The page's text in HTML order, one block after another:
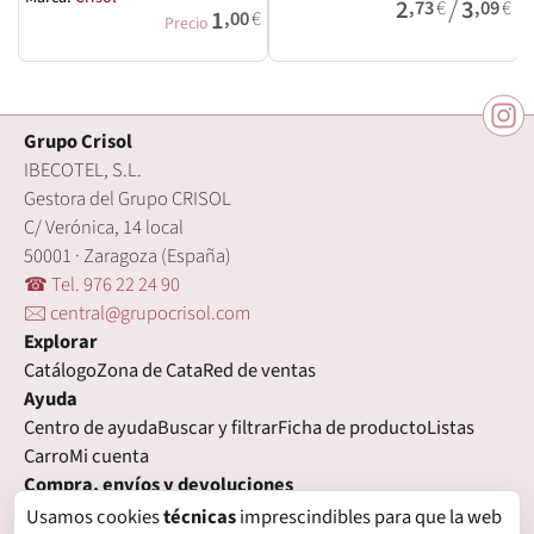
Precio 1,00€ 2,73€ 3,09€
Grupo Crisol
IBECOTEL, S.L.
Gestora del Grupo CRISOL
C/ Verónica, 14 local
50001 · Zaragoza (España)
☎ Tel. 976 22 24 90
🖂 central@grupocrisol.com
Explorar
CatálogoZona de CataRed de ventas
Ayuda
Centro de ayudaBuscar y filtrarFicha de productoListas
CarroMi cuenta
Compra, envíos y devoluciones
Condiciones de compraFormas de pagoGastos de envío
Usamos cookiestécnicasimprescindibles para que la web